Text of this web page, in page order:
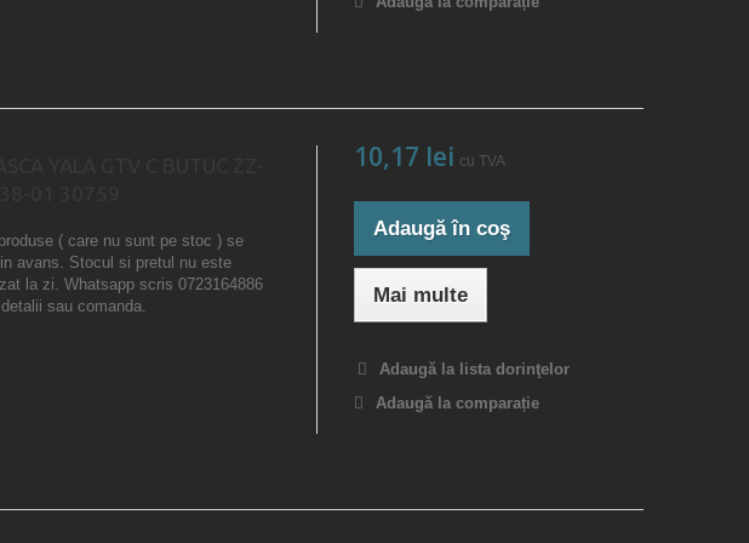
( care nu sunt pe stoc ) se
avans. Stocul si pretul nu este
la zi. Whatsapp scris 0723164886
sau comanda.
10,17 lei cu TVA
Adaugă în coş
Mai multe
Adaugă la lista dorinţelor
Adaugă la comparație